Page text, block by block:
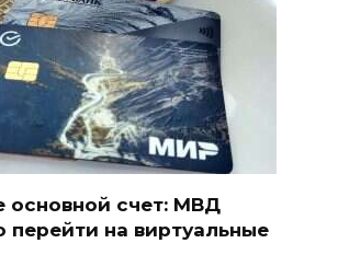
основной счет: МВД
перейти на виртуальные